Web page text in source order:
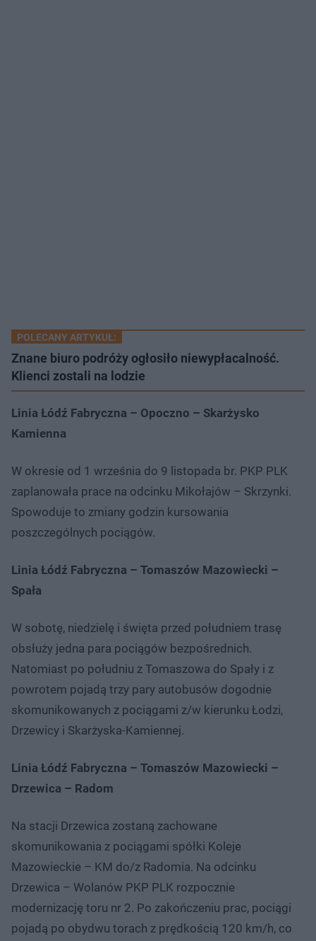
POLECANY ARTYKUŁ:
Znane biuro podróży ogłosiło niewypłacalność.
Klienci zostali na lodzie
Linia Łódź Fabryczna – Opoczno – Skarżysko
Kamienna
W okresie od 1 września do 9 listopada br. PKP PLK
zaplanowała prace na odcinku Mikołajów – Skrzynki.
Spowoduje to zmiany godzin kursowania
poszczególnych pociągów.
Linia Łódź Fabryczna – Tomaszów Mazowiecki –
Spała
W sobotę, niedzielę i święta przed południem trasę
obsłuży jedna para pociągów bezpośrednich.
Natomiast po południu z Tomaszowa do Spały i z
powrotem pojadą trzy pary autobusów dogodnie
skomunikowanych z pociągami z/w kierunku Łodzi,
Drzewicy i Skarżyska-Kamiennej.
Linia Łódź Fabryczna – Tomaszów Mazowiecki –
Drzewica – Radom
Na stacji Drzewica zostaną zachowane
skomunikowania z pociągami spółki Koleje
Mazowieckie – KM do/z Radomia. Na odcinku
Drzewica – Wolanów PKP PLK rozpocznie
modernizację toru nr 2. Po zakończeniu prac, pociągi
pojadą po obydwu torach z prędkością 120 km/h, co